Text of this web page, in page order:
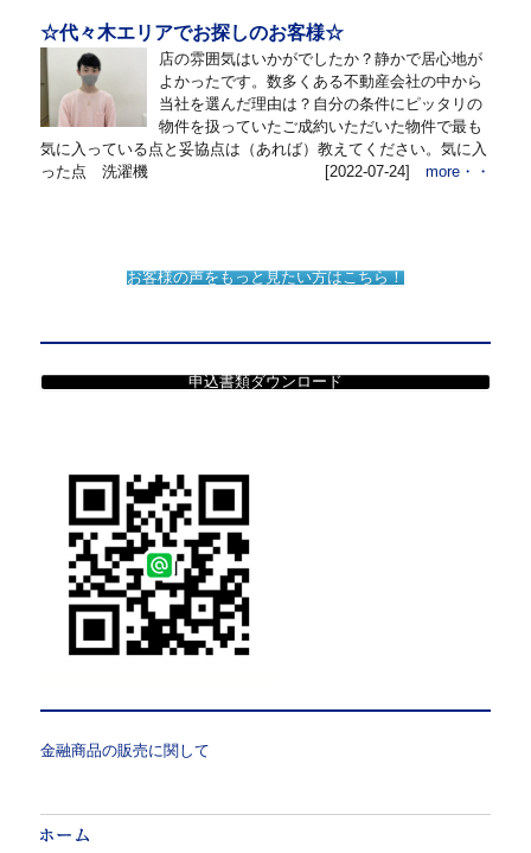
☆代々木エリアでお探しのお客様☆
店の雰囲気はいかがでしたか？静かで居心地が
よかったです。数多くある不動産会社の中から
当社を選んだ理由は？自分の条件にピッタリの
物件を扱っていたご成約いただいた物件で最も
気に入っている点と妥協点は（あれば）教えてください。気に入
った点 洗濯機
[2022-07-24] more・・
お客様の声をもっと見たい方はこちら！
申込書類ダウンロード
金融商品の販売に関して